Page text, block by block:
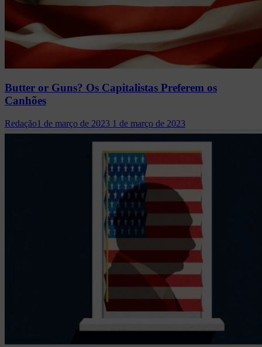
Butter or Guns? Os Capitalistas Preferem os
Canhões
Redação1 de março de 2023 1 de março de 2023